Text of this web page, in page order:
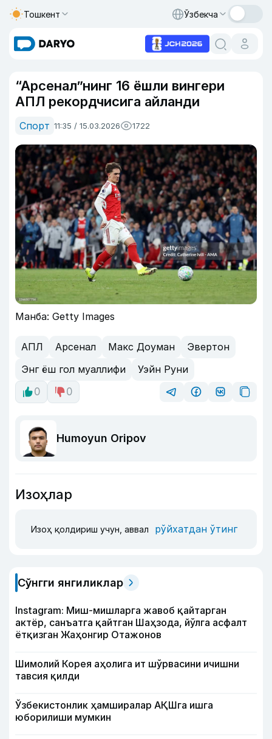
Тошкент Ўзбекча
“Арсенал”нинг 16 ёшли вингери
АПЛ рекордчисига айланди
Спорт 11:35 / 15.03.2026 1722
Манба: Getty Images
АПЛ Арсенал Макс Доуман
Эвертон
Энг ёш гол муаллифи
Уэйн Руни
0
0
Humoyun Oripov
Изоҳлар
Изоҳ қолдириш учун, аввал рўйхатдан ўтинг
Сўнгги янгиликлар
Instagram: Миш-мишларга жавоб қайтарган
актёр, санъатга қайтган Шаҳзода, йўлга асфалт
ётқизган Жаҳонгир Отажонов
Шимолий Корея аҳолига ит шўрвасини ичишни
тавсия қилди
Ўзбекистонлик ҳамширалар АҚШга ишга
юборилиши мумкин